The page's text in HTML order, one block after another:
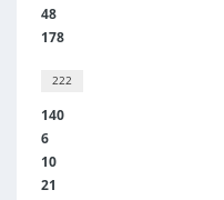
48
178
222
140
6
10
21